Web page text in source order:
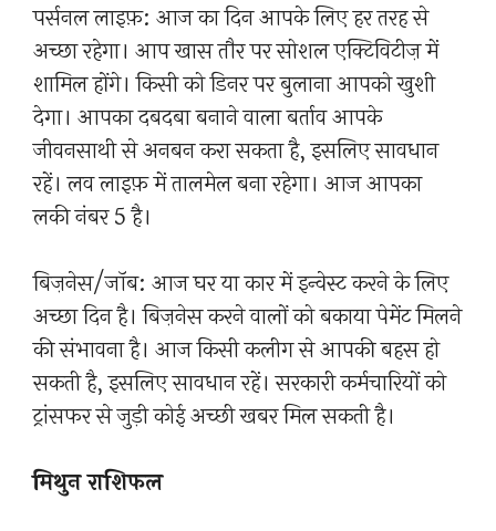
पर्सनल लाइफ़: आज का दिन आपके लिए हर तरह से
अच्छा रहेगा। आप खास तौर पर सोशल एक्टिविटीज़ में
शामिल होंगे। किसी को डिनर पर बुलाना आपको खुशी
देगा। आपका दबदबा बनाने वाला बर्ताव आपके
जीवनसाथी से अनबन करा सकता है, इसलिए सावधान
रहें। लव लाइफ़ में तालमेल बना रहेगा। आज आपका
लकी नंबर 5 है।
बिज़नेस/जॉब: आज घर या कार में इन्वेस्ट करने के लिए
अच्छा दिन है। बिज़नेस करने वालों को बकाया पेमेंट मिलने
की संभावना है। आज किसी कलीग से आपकी बहस हो
सकती है, इसलिए सावधान रहें। सरकारी कर्मचारियों को
ट्रांसफर से जुड़ी कोई अच्छी खबर मिल सकती है।
मिथुन राशिफल